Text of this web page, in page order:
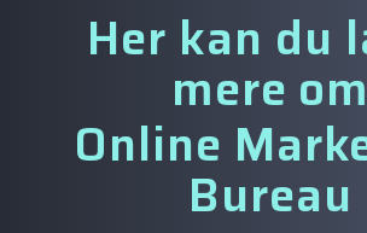
Her kan du
mere om
Online
Bureau